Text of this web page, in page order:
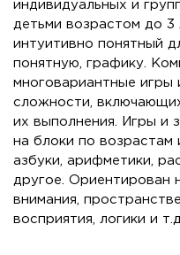
индивидуальных и
детьми возрастом до
интуитивно понятный
понятную, графику.
многовариантные игры
сложности,
их выполнения. Игры и
на блоки по возрастам
азбуки, арифметики,
другое. Ориентирован
внимания,
восприятия, логики и т.д.